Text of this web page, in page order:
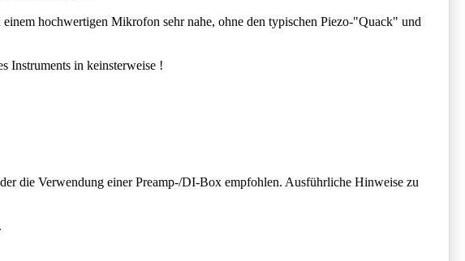
hochwertigen Mikrofon sehr nahe, ohne den typischen Piezo-"Quack" und
Instruments in keinsterweise !
die Verwendung einer Preamp-/DI-Box empfohlen. Ausführliche Hinweise zu